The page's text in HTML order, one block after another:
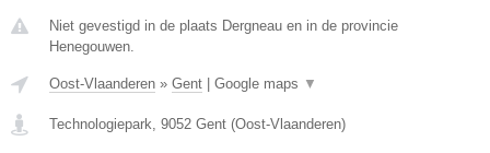
Niet gevestigd in de plaats Dergneau en in de provincie
Henegouwen.
Oost-Vlaanderen » Gent | Google maps ▼
Technologiepark 9052 Gent (Oost-Vlaanderen)